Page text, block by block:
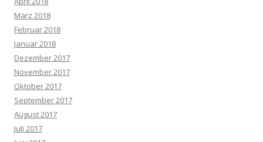
März 2018
Februar 2018
Januar 2018
Dezember 2017
November 2017
Oktober 2017
September 2017
August 2017
Juli 2017